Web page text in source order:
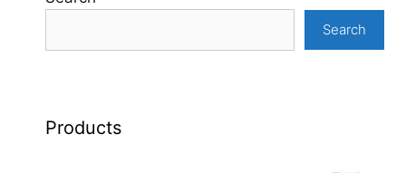
Search
Products